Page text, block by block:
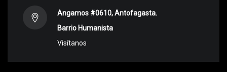
Angamos #0610, Antofagasta.
Barrio Humanista
Visítanos